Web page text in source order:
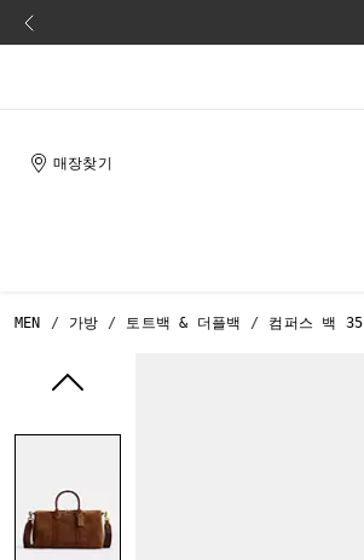
매장찾기
MEN 가방 토트백 & 더플백 컴퍼스 백 35